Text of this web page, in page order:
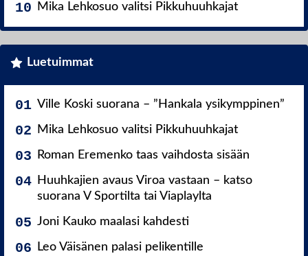
Mika Lehkosuo valitsi Pikkuhuuhkajat
Luetuimmat
Ville Koski suorana – ”Hankala ysikymppinen”
Mika Lehkosuo valitsi Pikkuhuuhkajat
Roman Eremenko taas vaihdosta sisään
Huuhkajien avaus Viroa vastaan – katso
suorana V Sportilta tai Viaplaylta
Joni Kauko maalasi kahdesti
Leo Väisänen palasi pelikentille